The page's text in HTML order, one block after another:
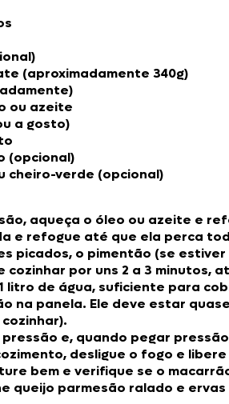
(aproximadamente 340g)
ou azeite
a gosto)
(opcional)
cheiro-verde (opcional)
aqueça o óleo ou azeite e
e refogue até que ela perca
picados, o pimentão (se
cozinhar por uns 2 a 3 minutos,
litro de água, suficiente para
na panela. Ele deve estar
e, quando pegar
desligue o fogo e
bem e verifique se o
queijo parmesão ralado e